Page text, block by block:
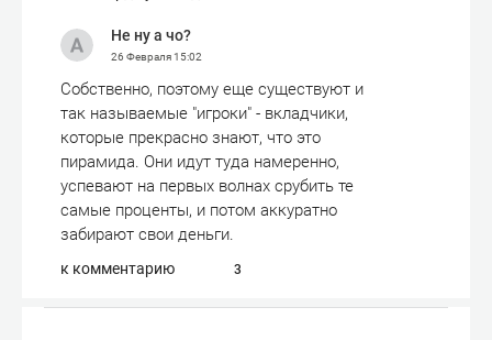
Не ну а чо?
26 Февраля15:02
Собственно, поэтому еще существуют и
так называемые "игроки" - вкладчики,
которые прекрасно знают, что это
пирамида. Они идут туда намеренно,
успевают на первых волнах срубить те
самые проценты, и потом аккуратно
забирают свои деньги.
к комментарию 3